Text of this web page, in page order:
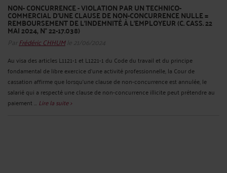
NON- CONCURRENCE - VIOLATION PAR UN TECHNICO-
COMMERCIAL D’UNE CLAUSE DE NON-CONCURRENCE NULLE =
REMBOURSEMENT DE L’INDEMNITÉ À L’EMPLOYEUR (C. CASS. 22
MAI 2024, N° 22-17.038)
Par Frédéric CHHUMle 21/06/2024
Au visa des articles L1121-1 et L1221-1 du Code du travail et du principe
fondamental de libre exercice d’une activité professionnelle, la Cour de
cassation affirme que lorsqu’une clause de non-concurrence est annulée, le
salarié qui a respecté une clause de non-concurrence illicite peut prétendre au
paiement ... Lire la suite >